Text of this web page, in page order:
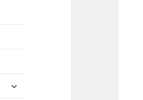
untermenü